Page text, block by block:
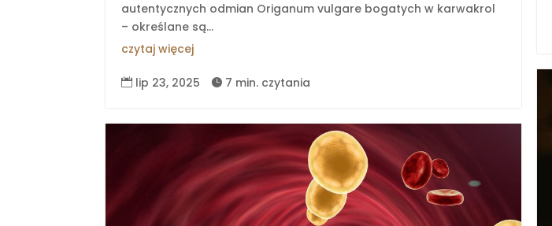
autentycznych odmian Origanum vulgare bogatych w karwakrol
– określane są...
czytaj więcej
 lip 23, 2025  7 min. czytania